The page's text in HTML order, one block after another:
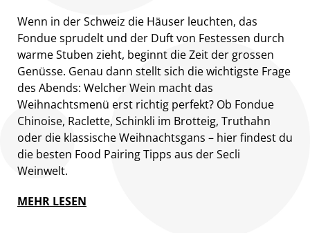
Wenn in der Schweiz die Häuser leuchten, das
Fondue sprudelt und der Duft von Festessen durch
warme Stuben zieht, beginnt die Zeit der grossen
Genüsse. Genau dann stellt sich die wichtigste Frage
des Abends: Welcher Wein macht das
Weihnachtsmenü erst richtig perfekt? Ob Fondue
Chinoise, Raclette, Schinkli im Brotteig, Truthahn
oder die klassische Weihnachtsgans – hier findest du
die besten Food Pairing Tipps aus der Secli
Weinwelt.
MEHR LESEN